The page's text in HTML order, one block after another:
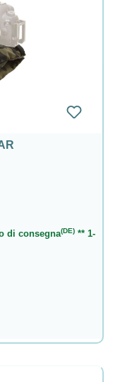
di consegna(DE)** 1-